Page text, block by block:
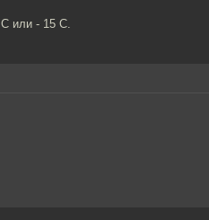
С или - 15 С.